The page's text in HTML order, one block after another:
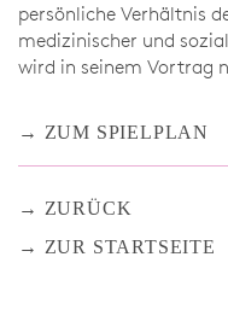
persönliche Verhältnis
medizinischer und
wird in seinem Vortrag
ZUM SPIELPLAN
ZURÜCK
ZUR STARTSEITE